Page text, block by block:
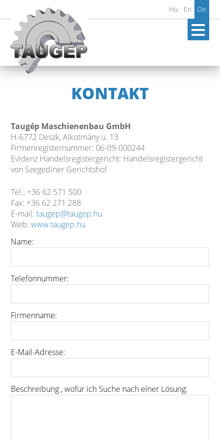
De
En
Hu
KONTAKT
Taugép Maschienenbau GmbH
H-6772 Deszk, Alkotmány u. 13
Firmenregisternummer: 06-09-000244
Evidenz Handelsregistergericht: Handelsregistergericht
von Szegediner Gerichtshof
Tel.: +36 62 571 500
Fax: +36 62 271 288
E-mail:taugep@taugep.hu
Web:www.taugep.hu
Name:
Telefonnummer:
Firmenname:
E-Mail-Adresse:
Beschreibung , wofür ich Suche nach einer Lösung: